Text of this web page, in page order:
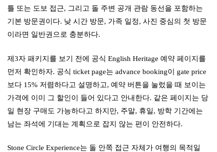
틀 또는 도보 접근, 그리고 돌 주변 공개 관람 동선을 포함하는
기본 방문권이다. 낮 시간 방문, 가족 일정, 사진 중심의 첫 방문
이라면 일반권으로 충분하다.
제3자 패키지를 보기 전에 공식 English Heritage 예약 페이지를
먼저 확인하자. 공식 ticket page는 advance booking이 gate price
보다 15% 저렴하다고 설명하고, 예약 버튼을 눌렀을 때 보이는
가격에 이미 그 할인이 들어 있다고 안내한다. 같은 페이지는 당
일 현장 구매도 가능하다고 하지만, 주말, 휴일, 방학 기간에는
남는 좌석에 기대는 계획으로 잡지 않는 편이 안전하다.
Stone Circle Experience는 돌 안쪽 접근 자체가 여행의 목적일